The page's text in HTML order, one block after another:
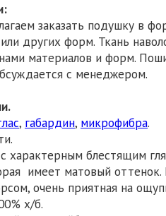
заказать подушку в
других форм. Ткань
материалов и форм.
с менеджером.
, габардин, микрофибра.
с характерным блестящим
имеет матовый
очень приятная на
х/б.